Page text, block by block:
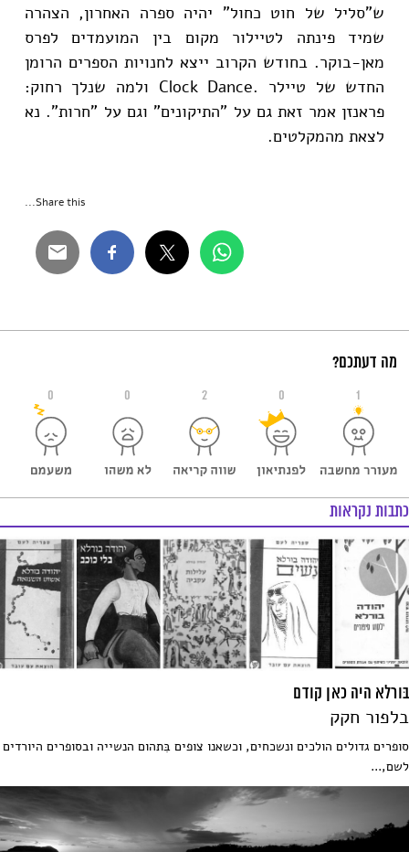
ש"סליל של חוט כחול" יהיה ספרה האחרון, הצהרה
שמיד פינתה לטיילור מקום בין המועמדים לפרס
מאן-בוקר. בחודש הקרוב ייצא לחנויות הספרים הרומן
החדש של טיילר .Clock Dance ולמה שנלך רחוק:
פראנזן אמר זאת גם על "התיקונים" וגם על "חרות". נא
לצאת מהמקלטים.
Share this...
מה דעתכם?
0 0 2 0 1
כתבות נקראות
בּורלא היה כאן קודם
בלפור חקק
סופרים גדולים הולכים ונשכחים, וכשאנו צופים בִּתהום הנשייה ובסופרים היורדים
לשם,...